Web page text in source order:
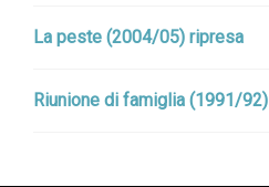
La peste (2004/05) ripresa
Riunione di famiglia (1991/92)